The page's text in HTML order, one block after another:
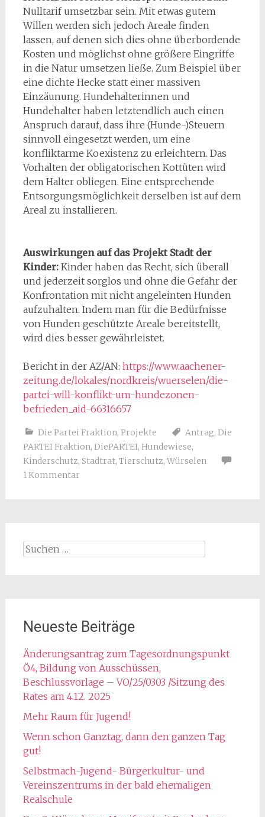
Nulltarif umsetzbar sein. Mit etwas gutem
Willen werden sich jedoch Areale finden
lassen, auf denen sich dies ohne überbordende
Kosten und möglichst ohne größere Eingriffe
in die Natur umsetzen ließe. Zum Beispiel über
eine dichte Hecke statt einer massiven
Einzäunung. Hundehalterinnen und
Hundehalter haben letztendlich auch einen
Anspruch darauf, dass ihre (Hunde-)Steuern
sinnvoll eingesetzt werden, um eine
konfliktarme Koexistenz zu erleichtern. Das
Vorhalten der obligatorischen Kottüten wird
dem Halter obliegen. Eine entsprechende
Entsorgungsmöglichkeit derselben ist auf dem
Areal zu installieren.
Auswirkungen auf das Projekt Stadt der
Kinder:Kinder haben das Recht, sich überall
und jederzeit sorglos und ohne die Gefahr der
Konfrontation mit nicht angeleinten Hunden
aufzuhalten. Indem man für die Bedürfnisse
von Hunden geschützte Areale bereitstellt,
wird dies besser gewährleistet.
Bericht in der AZ/AN: https://www.aachener-
zeitung.de/lokales/nordkreis/wuerselen/die-
partei-will-konflikt-um-hundezonen-
befrieden_aid-66316657
Die Partei Fraktion, Projekte Antrag, Die
PARTEI Fraktion, DiePARTEI, Hundewiese,
Kinderschutz, Stadtrat, Tierschutz, Würselen
1 Kommentar
Suchen
Neueste Beiträge
Änderungsantrag zum Tagesordnungspunkt
Ö4, Bildung von Ausschüssen,
Beschlussvorlage – VO/25/0303 /Sitzung des
Rates am 4.12. 2025
Mehr Raum für Jugend!
Wenn schon Ganztag, dann den ganzen Tag
gut!
Selbstmach-Jugend- Bürgerkultur- und
Vereinszentrums in der bald ehemaligen
Realschule